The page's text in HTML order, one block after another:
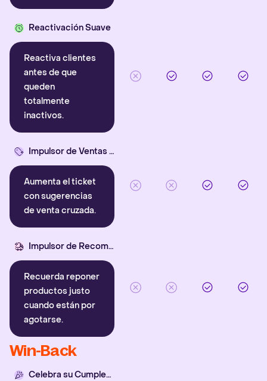
Reactivación Suave
Reactiva clientes
antes de que
queden
totalmente
inactivos.
Impulsor de Ventas Cruzadas
Aumenta el ticket
con sugerencias
de venta cruzada.
Impulsor de Recompra
Recuerda reponer
productos justo
cuando están por
agotarse.
Win-Back
Celebra su Cumpleaños